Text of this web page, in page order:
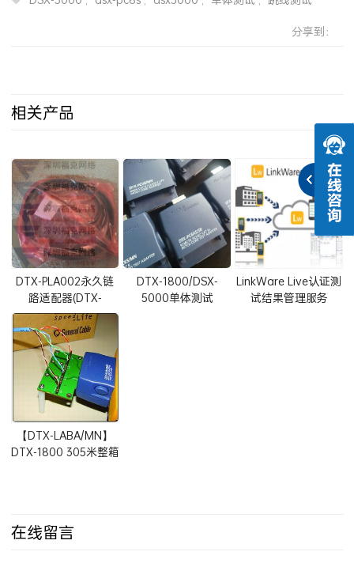
分享到：
相关产品
DTX-PLA002永久链
路适配器(DTX-
PLA002S两个装) Cat
6A/Class Ea
Permanent Link
Adapter
DTX-1800/DSX-
5000单体测试
LinkWare Live认证测
试结果管理服务
【DTX-LABA/MN】
DTX-1800 305米整箱
在线留言